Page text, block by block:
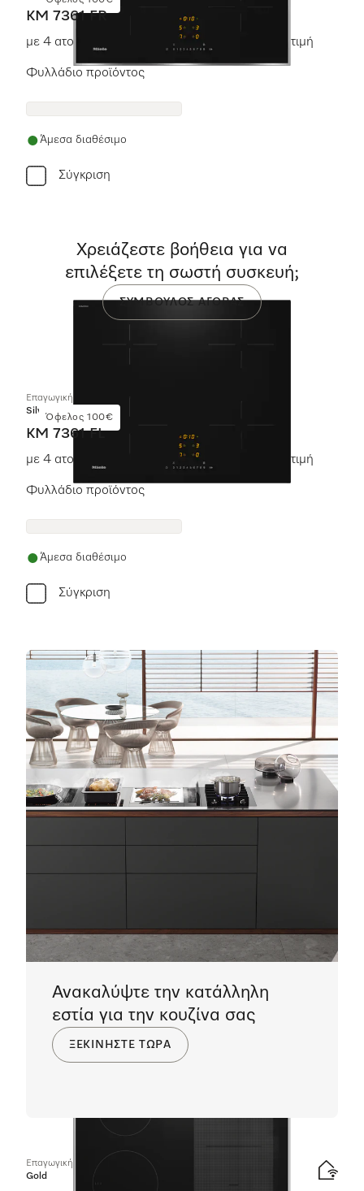
KM 7361 FR
με 4 ατομικές ζώνες μαγειρέματος σε προσιτή τιμή
Φυλλάδιο προϊόντος
Άμεσα διαθέσιμο
Σύγκριση
Όφελος 100€
Επαγωγική εστία με χειριστήρια επί της συσκευής
Silver
KM 7361 FL
με 4 ατομικές ζώνες μαγειρέματος σε προσιτή τιμή
Φυλλάδιο προϊόντος
Άμεσα διαθέσιμο
Σύγκριση
Επαγωγική εστία με χειριστήρια επί της συσκευής
Gold
Χρειάζεστε βοήθεια για να
επιλέξετε τη σωστή συσκευή;
ΣΎΜΒΟΥΛΟΣ ΑΓΟΡΆΣ
Ανακαλύψτε την κατάλληλη
εστία για την κουζίνα σας
ΞΕΚΙΝΗΣΤΕ ΤΩΡΑ